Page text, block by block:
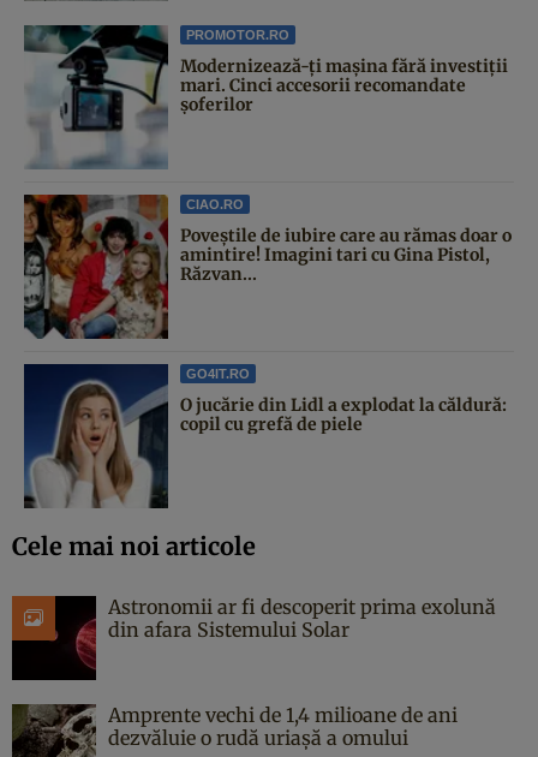
PROMOTOR.RO
Modernizează-ți mașina fără investiții
mari. Cinci accesorii recomandate
șoferilor
CIAO.RO
Poveştile de iubire care au rămas doar o
amintire! Imagini tari cu Gina Pistol,
Răzvan...
GO4IT.RO
O jucărie din Lidl a explodat la căldură:
copil cu grefă de piele
Cele mai noi articole
Astronomii ar fi descoperit prima exolună
din afara Sistemului Solar
Amprente vechi de 1,4 milioane de ani
dezvăluie o rudă uriașă a omului